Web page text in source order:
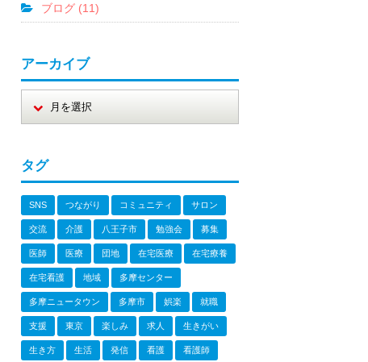
ブログ (11)
アーカイブ
タグ
SNS つながり コミュニティ サロン
交流 介護 八王子市 勉強会 募集
医師 医療 団地 在宅医療 在宅療養
在宅看護 地域 多摩センター
多摩ニュータウン 多摩市 娯楽 就職
支援 東京 楽しみ 求人 生きがい
生き方 生活 発信 看護 看護師